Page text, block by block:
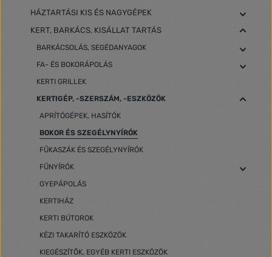
HÁZTARTÁSI KIS ÉS NAGYGÉPEK
KERT, BARKÁCS, KISÁLLAT TARTÁS
BARKÁCSOLÁS, SEGÉDANYAGOK
FA- ÉS BOKORÁPOLÁS
KERTI GRILLEK
KERTIGÉP, -SZERSZÁM, -ESZKÖZÖK
APRÍTÓGÉPEK, HASÍTÓK
BOKOR ÉS SZEGÉLYNYÍRÓK
FŰKASZÁK ÉS SZEGÉLYNYÍRÓK
FŰNYÍRÓK
GYEPÁPOLÁS
KERTIHÁZ
KERTI BÚTOROK
KÉZI TAKARÍTÓ ESZKÖZÖK
KIEGÉSZÍTŐK, EGYÉB KERTI ESZKÖZÖK